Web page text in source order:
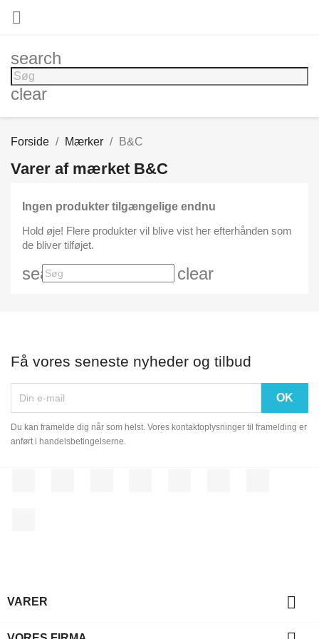

search
clear
Forside Mærker B&C
Varer af mærket B&C
Ingen produkter tilgængelige endnu
Hold øje! Flere produkter vil blive vist her efterhånden som
de bliver tilføjet.
search clear
Få vores seneste nyheder og tilbud
Du kan framelde dig når som helst. Vores kontaktoplysninger til framelding er
anført i handelsbetingelserne.
VARER 